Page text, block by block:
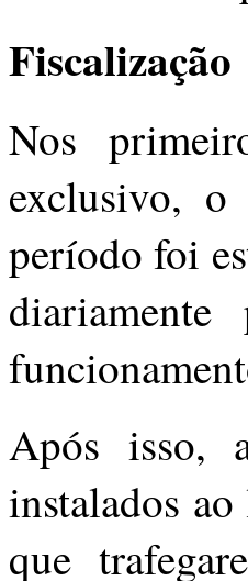
Fiscalização
Nos
exclusivo, o
período foi
Após isso,
instalados
que